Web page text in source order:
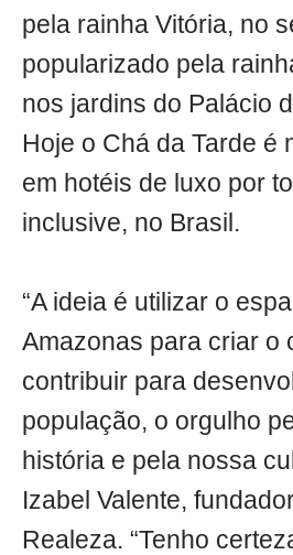
pela rainha Vitória, no
popularizado pela
nos jardins do Palácio
Hoje o Chá da Tarde é
em hotéis de luxo por
inclusive, no Brasil.
“A ideia é utilizar o
Amazonas para criar o
contribuir para
população, o orgulho
história e pela nossa
Izabel Valente,
Realeza. “Tenho